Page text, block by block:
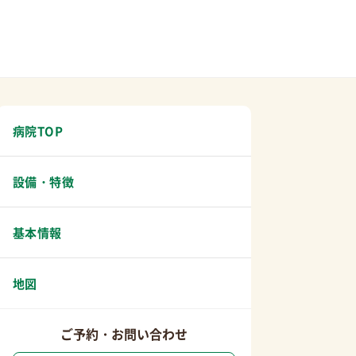
病院TOP
設備・特徴
基本情報
地図
ご予約・お問い合わせ